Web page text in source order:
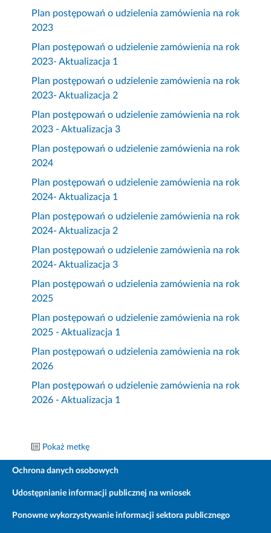
Plan postępowań o udzielenia zamówienia na rok
2023
Plan postępowań o udzielenie zamówienia na rok
2023- Aktualizacja 1
Plan postępowań o udzielenie zamówienia na rok
2023- Aktualizacja 2
Plan postępowań o udzielenie zamówienia na rok
2023 - Aktualizacja 3
Plan postępowań o udzielenie zamówienia na rok
2024
Plan postępowań o udzielenie zamówienia na rok
2024- Aktualizacja 1
Plan postępowań o udzielenie zamówienia na rok
2024- Aktualizacja 2
Plan postępowań o udzielenie zamówienia na rok
2024- Aktualizacja 3
Plan postępowań o udzielenia zamówienia na rok
2025
Plan postępowań o udzielenie zamówienia na rok
2025 - Aktualizacja 1
Plan postępowań o udzielenia zamówienia na rok
2026
Plan postępowań o udzielenie zamówienia na rok
2026 - Aktualizacja 1
Pokaż metkę
Ochrona danych osobowych
Udostępnianie informacji publicznej na wniosek
Ponowne wykorzystywanie informacji sektora publicznego